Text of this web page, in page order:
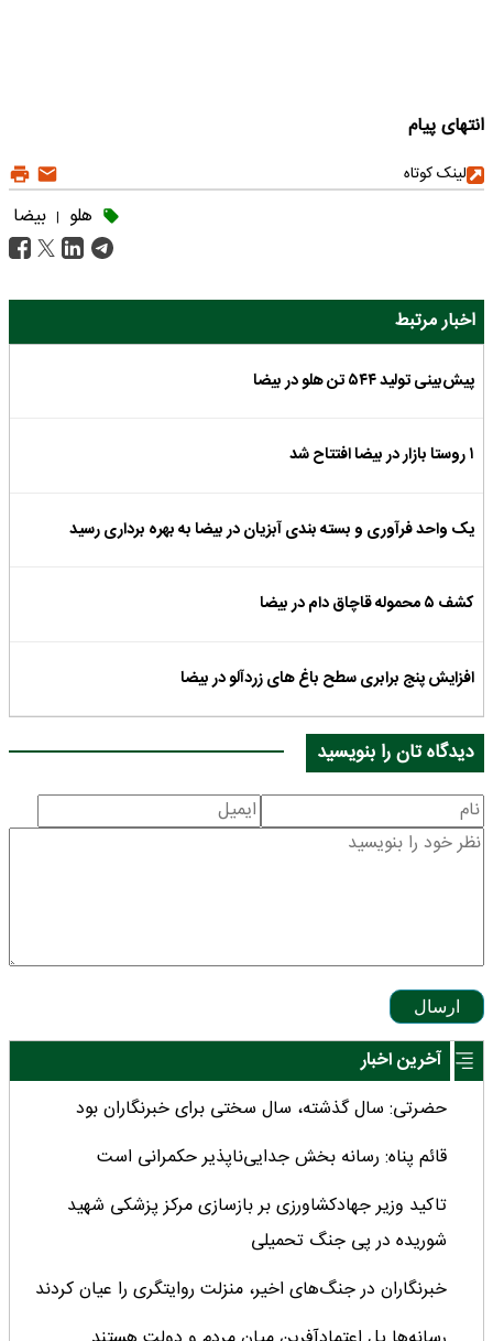
انتهای پیام
لینک کوتاه
هلو | بیضا
اخبار مرتبط
پیش‌بینی تولید ۵۴۴ تن هلو در بیضا
۱ روستا بازار در بیضا افتتاح شد
یک واحد فرآوری و بسته بندی آبزیان در بیضا به بهره برداری رسید
کشف ۵ محموله قاچاق دام در بیضا
افزایش پنج برابری سطح باغ های زردآلو در بیضا
دیدگاه تان را بنویسید
ارسال
آخرین اخبار
حضرتی: سال گذشته، سال سختی برای خبرنگاران بود
قائم پناه: رسانه بخش جدایی‌ناپذیر حکمرانی است
تاکید وزیر جهادکشاورزی بر بازسازی مرکز پزشکی شهید
شوریده در پی جنگ تحمیلی
خبرنگاران در جنگ‌های اخیر، منزلت روایتگری را عیان کردند